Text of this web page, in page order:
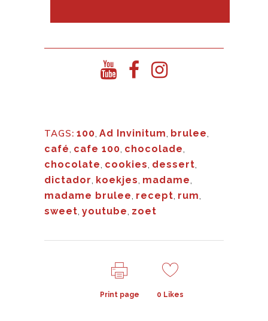
TAGS: 100 Ad Invinitum brulee
café cafe 100 chocolade
chocolate cookies dessert
dictador koekjes madame
madame brulee recept rum
sweet youtube zoet
Print page 0 Likes